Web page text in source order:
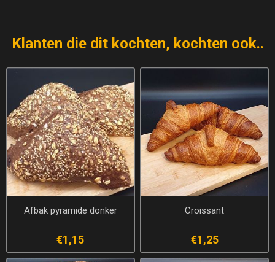
Klanten die dit kochten, kochten ook..
Afbak pyramide donker
€1,15
Croissant
€1,25